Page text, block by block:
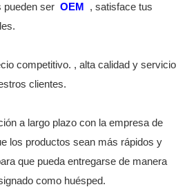
pueden ser OEM
, satisface tus
competitivo. , alta calidad y servicio
clientes.
a largo plazo con la empresa de
los productos sean más rápidos y
que pueda entregarse de manera
como huésped.